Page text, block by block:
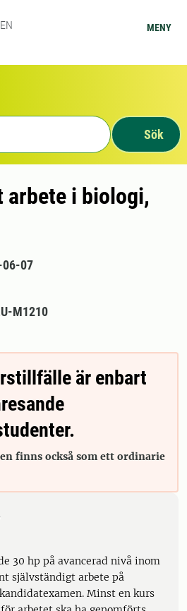
MENY
Sök
arbete i biologi,
07
M1210
är enbart
finns också som ett ordinarie
30 hp på avancerad nivå inom
självständigt arbete på
Minst en kurs